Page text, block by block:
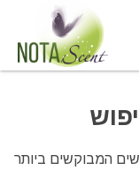
המבוקשים ביותר